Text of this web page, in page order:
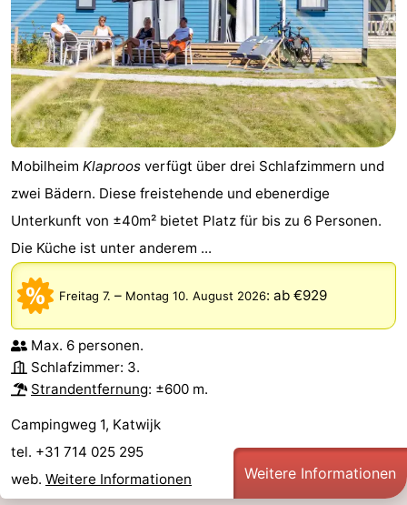
Mobilheim Klaproos verfügt über drei Schlafzimmern und
zwei Bädern. Diese freistehende und ebenerdige
Unterkunft von ±40m² bietet Platz für bis zu 6 Personen.
Die Küche ist unter anderem ...
Freitag 7. – Montag 10. August 2026: ab €929
Max. 6 personen.
Schlafzimmer: 3.
Strandentfernung: ±600 m.
Campingweg 1, Katwijk
tel. +31 714 025 295
web. Weitere Informationen Weitere Informationen